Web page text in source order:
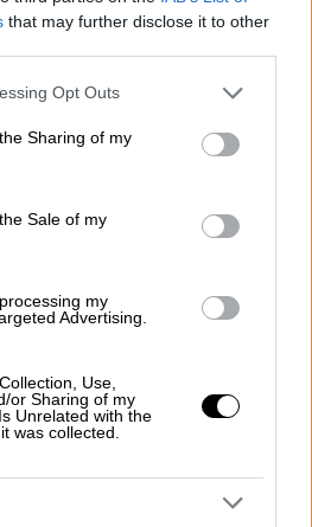
that may further disclose it to other
app uses one or more Google
usage behaviour. You may click to
and its third-party tags to
purposes in below Google
Opt Outs
Sharing of my
Sale of my
my
Advertising.
Use,
or Sharing of my
Unrelated with the
was collected.
τουΠΑΣΟΚ
μετά τις
Νίκο Ανδρουλάκη
εκτός
θα είναι
ο οποίος είναι ο
αίτημα της πρόωρης
μέχρι το τέλος του
θέμα ηγεσίας